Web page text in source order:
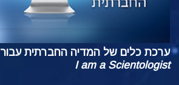
ערכת כלים של המדיה החברתית עבור
I am a Scientologist